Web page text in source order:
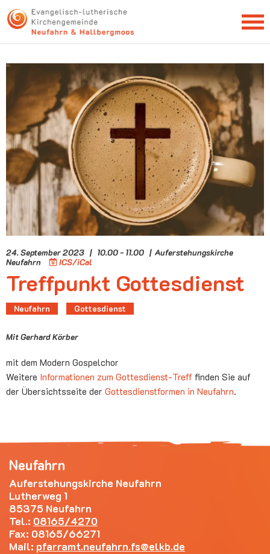
NEWSLETTER
24. September 2023 | 10.00 - 11.00 | Auferstehungskirche
Neufahrn
ICS/iCal
Treffpunkt Gottesdienst
Neufahrn Gottesdienst
Mit Gerhard Körber
mit dem Modern Gospelchor
Weitere Informationen zum Gottesdienst-Treff finden Sie auf
der Übersichtsseite der Gottesdienstformen in Neufahrn.
Neufahrn
Auferstehungskirche Neufahrn
Lutherweg 1
85375 Neufahrn
Tel.: 08165/4270
Fax: 08165/66271
Mail: pfarramt.neufahrn.fs elkb.de